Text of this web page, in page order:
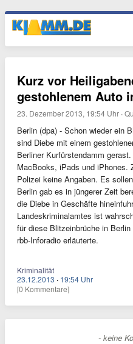
Kurz vor
gestohlenem Auto
23. Dezember 2013, 19:54 Uhr ·
Berlin (dpa) - Schon wieder ein
sind Diebe mit einem
Berliner Kurfürstendamm
MacBooks, iPads und iPhones.
Polizei keine Angaben. Es
Berlin gab es in jüngerer Zeit
die Diebe in Geschäfte
Landeskriminalamtes ist
für diese Blitzeinbrüche in
rbb-Inforadio erläuterte.
Kriminalität
23.12.2013 · 19:54 Uhr
[0 Kommentare]
- keine